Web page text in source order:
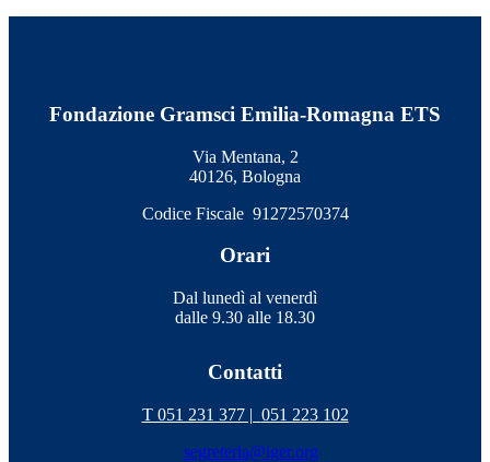
Fondazione Gramsci Emilia-Romagna ETS
Via Mentana, 2
40126, Bologna
Codice Fiscale 91272570374
Orari
Dal lunedì al venerdì
dalle 9.30 alle 18.30
Contatti
T 051 231 377 | 051 223 102
segreteria@iger.org